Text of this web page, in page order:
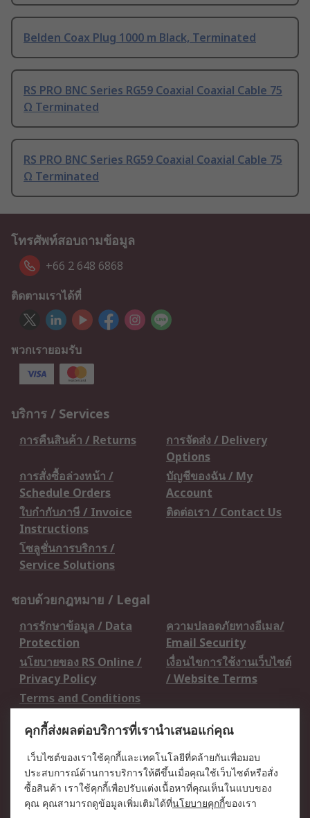
Belden Coax Plug 1000 m Black, Terminated
RS PRO BNC Series RG59 Coaxial Coaxial Cable 75
Ω Terminated
RS PRO BNC Series RG59 Coaxial Coaxial Cable 75
Ω Terminated
โทรศัพท์สอบถามข้อมูล
+66 2 648 6868
ติดตามเราได้ที่
พวกเรายอมรับ
บริการ / Services
การคืนสินค้า / Returns
การจัดส่ง / Delivery
Options
การสั่งซื้อล่วงหน้า /
Schedule Orders
บัญชีของฉัน / My
Account
ใบกำกับภาษี / Invoice
Instructions
ติดต่อเรา / Contact Us
โซลูชั่นการบริการ /
Service Solutions
ชอบด้วยกฎหมาย / Legal
การรักษาข้อมูล / Data
Protection
ความปลอดภัยทางอีเมล/
Email Security
นโยบายของ RS Online /
Privacy Policy
เงื่อนไขการใช้งานเว็บไซต์
/ Website Terms
Terms and Conditions
เกี่ยวกับ RS / About RS
RS ทั่วโลก / RS
Worldwide
ข่าวประชาสัมพันธ์ / Press
Centre
บริษัทในเครือ RS /
วิธีการชำระเงิน /
คุกกี้ส่งผลต่อบริการที่เรานำเสนอแก่คุณ
เว็บไซต์ของเราใช้คุกกี้และเทคโนโลยีที่คล้ายกันเพื่อมอบ
ประสบการณ์ด้านการบริการให้ดีขึ้นเมื่อคุณใช้เว็บไซต์หรือสั่ง
ซื้อสินค้า เราใช้คุกกี้เพื่อปรับแต่งเนื้อหาที่คุณเห็นในแบบของ
คุณ คุณสามารถดูข้อมูลเพิ่มเติมได้ที่นโยบายคุกกี้ของเรา